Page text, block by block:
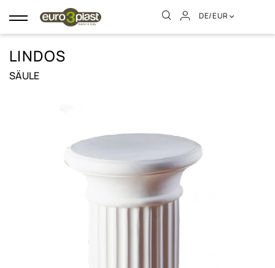
Umschalten
der
DE/EUR
LINDOS
SÄULE